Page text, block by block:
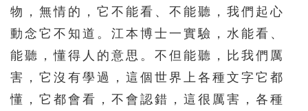
301 302 303 304 305
306 307 308 309 310
316 317 318 319 320
物，無情的，它不能看、不能聽，我們起心
動念它不知道。江本博士一實驗，水能看、
能聽，懂得人的意思。不但能聽，比我們厲
害，它沒有學過，這個世界上各種文字它都
懂，它都會看，不會認錯，這很厲害，各種